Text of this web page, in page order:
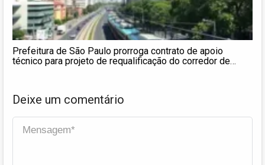
Prefeitura de São Paulo prorroga contrato de apoio
técnico para projeto de requalificação do corredor de
Deixe um comentário